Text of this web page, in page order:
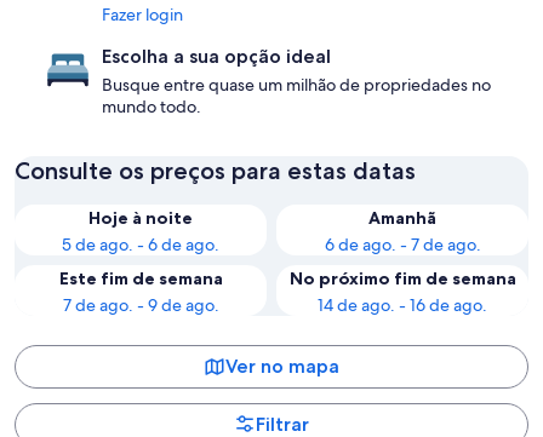
Fazer login
Escolha a sua opção ideal
Busque entre quase um milhão de propriedades no
mundo todo.
Consulte os preços para estas datas
Hoje à noite
5 de ago. - 6 de ago.
Amanhã
6 de ago. - 7 de ago.
Este fim de semana
7 de ago. - 9 de ago.
No próximo fim de semana
14 de ago. - 16 de ago.
Ver no mapa
Filtrar